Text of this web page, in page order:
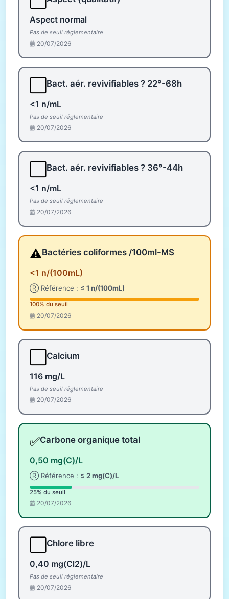
Aspect normal
Pas de seuil réglementaire
20/07/2026
Bact. aér. revivifiables ? 22°-68h
<1 n/mL
Pas de seuil réglementaire
20/07/2026
Bact. aér. revivifiables ? 36°-44h
<1 n/mL
Pas de seuil réglementaire
20/07/2026
⚠️Bactéries coliformes /100ml-MS
<1 n/(100mL)
Ⓡ Référence : ≤ 1 n/(100mL)
100% du seuil
20/07/2026
Calcium
116 mg/L
Pas de seuil réglementaire
20/07/2026
✅Carbone organique total
0,50 mg(C)/L
Ⓡ Référence : ≤ 2 mg(C)/L
25% du seuil
20/07/2026
Chlore libre
0,40 mg(Cl2)/L
Pas de seuil réglementaire
20/07/2026